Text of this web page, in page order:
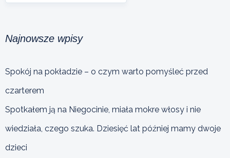
Najnowsze wpisy
Spokój na pokładzie – o czym warto pomyśleć przed
czarterem
Spotkałem ją na Niegocinie, miała mokre włosy i nie
wiedziała, czego szuka. Dziesięć lat później mamy dwoje
dzieci